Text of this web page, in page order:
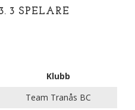
3 SPELARE
Klubb
Team Tranås BC